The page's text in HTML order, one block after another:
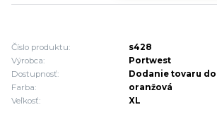
Číslo produktu:
s428
Výrobca:
Portwest
Dostupnosť:
Dodanie tovaru do
Farba:
oranžová
Veľkosť:
XL